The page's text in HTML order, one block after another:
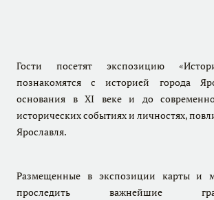
Гости посетят экспозицию
познакомятся с историей города
основания в XI веке и до
исторических событиях и личностях,
Ярославля.
Размещенные в экспозиции карты и
проследить важнейшие